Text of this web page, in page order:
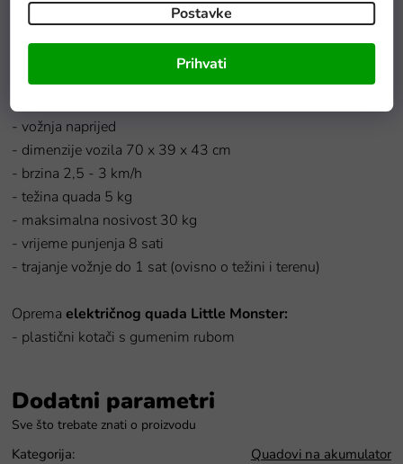
Postavke
Prihvati
Detaljan opis proizvoda
električnog quada Little Monster:
- motor 1 x 35W
- vožnja naprijed
- dimenzije vozila 70 x 39 x 43 cm
- brzina 2,5 - 3 km/h
- težina quada 5 kg
- maksimalna nosivost 30 kg
- vrijeme punjenja 8 sati
- trajanje vožnje do 1 sat (ovisno o težini i terenu)
Oprema električnog quada Little Monster:
- plastični kotači s gumenim rubom
Dodatni parametri
Kategorija:
Quadovi na akumulator